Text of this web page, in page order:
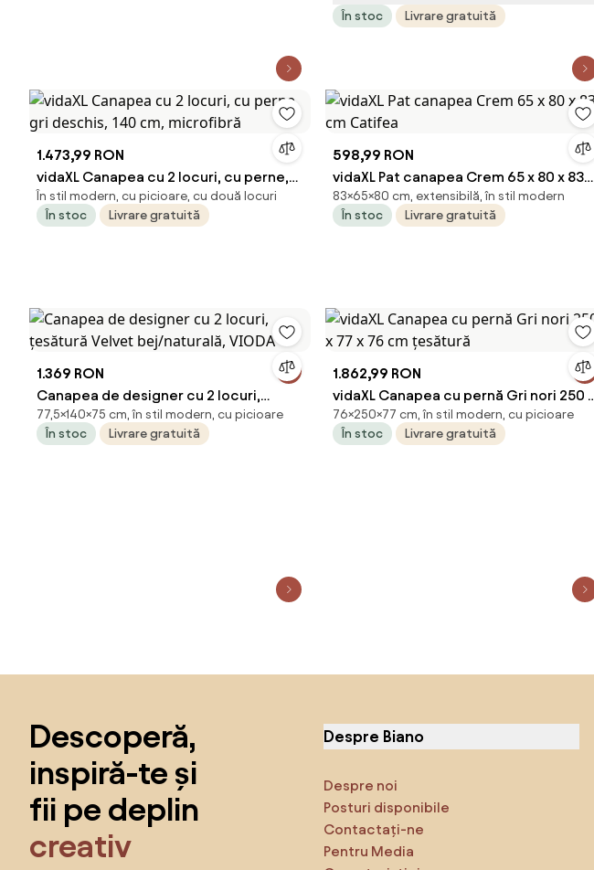
În stoc
Livrare gratuită
1.473,99 RON
vidaXL Canapea cu 2 locuri, cu perne,
gri deschis, 140 cm, microfibră
În stil modern, cu picioare, cu două locuri
În stoc
Livrare gratuită
598,99 RON
vidaXL Pat canapea Crem 65 x 80 x 83
cm Catifea
83×65×80 cm, extensibilă, în stil modern
În stoc
Livrare gratuită
1.369 RON
Canapea de designer cu 2 locuri,
ţesătură Velvet bej/naturală, VIODA
77,5×140×75 cm, în stil modern, cu picioare
În stoc
Livrare gratuită
1.862,99 RON
vidaXL Canapea cu pernă Gri nori 250 x
77 x 76 cm țesătură
76×250×77 cm, în stil modern, cu picioare
În stoc
Livrare gratuită
Descoperă,
inspiră-te și
fii pe deplin
creativ
Despre Biano
Despre noi
Posturi disponibile
Contactați-ne
Pentru Media